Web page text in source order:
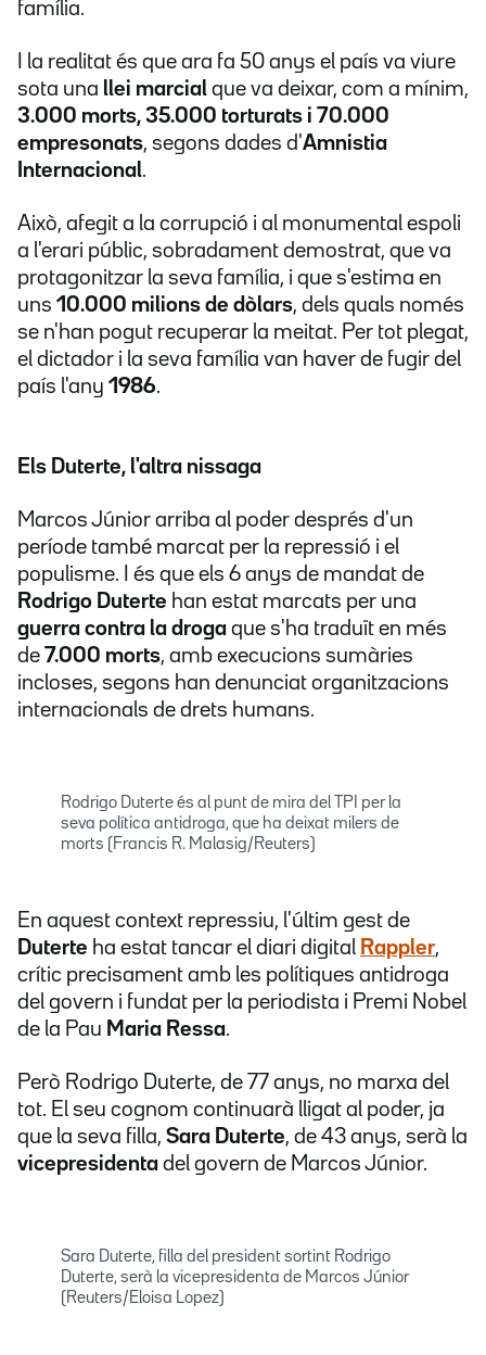
família.
I la realitat és que ara fa 50 anys el país va viure
sota una llei marcial que va deixar, com a mínim,
3.000 morts, 35.000 torturats i 70.000
empresonats, segons dades d'Amnistia
Internacional.
Això, afegit a la corrupció i al monumental espoli
a l'erari públic, sobradament demostrat, que va
protagonitzar la seva família, i que s'estima en
uns 10.000 milions de dòlars, dels quals només
se n'han pogut recuperar la meitat. Per tot plegat,
el dictador i la seva família van haver de fugir del
país l'any 1986.
Els Duterte, l'altra nissaga
Marcos Júnior arriba al poder després d'un
període també marcat per la repressió i el
populisme. I és que els 6 anys de mandat de
Rodrigo Duterte han estat marcats per una
guerra contra la droga que s'ha traduït en més
de 7.000 morts, amb execucions sumàries
incloses, segons han denunciat organitzacions
internacionals de drets humans.
Rodrigo Duterte és al punt de mira del TPI per la
seva política antidroga, que ha deixat milers de
morts (Francis R. Malasig/Reuters)
En aquest context repressiu, l'últim gest de
Duterte ha estat tancar el diari digital Rappler,
crític precisament amb les polítiques antidroga
del govern i fundat per la periodista i Premi Nobel
de la Pau Maria Ressa.
Però Rodrigo Duterte, de 77 anys, no marxa del
tot. El seu cognom continuarà lligat al poder, ja
que la seva filla, Sara Duterte, de 43 anys, serà la
vicepresidenta del govern de Marcos Júnior.
Sara Duterte, filla del president sortint Rodrigo
Duterte, serà la vicepresidenta de Marcos Júnior
(Reuters/Eloisa Lopez)